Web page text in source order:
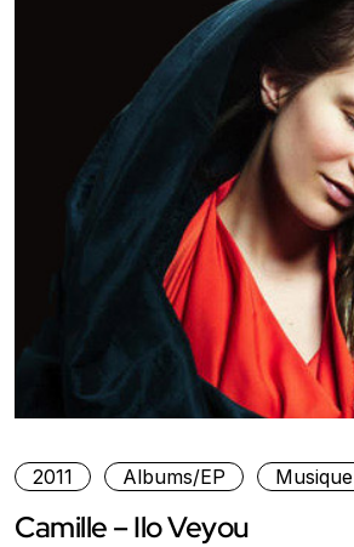
2011 Albums/EP Musique
Camille – Ilo Veyou